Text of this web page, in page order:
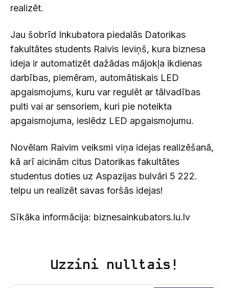
realizēt.
Jau šobrīd Inkubatora piedalās Datorikas
fakultātes students Raivis Ieviņš, kura biznesa
ideja ir automatizēt dažādas mājokļa ikdienas
darbības, piemēram, automātiskais LED
apgaismojums, kuru var regulēt ar tālvadības
pulti vai ar sensoriem, kuri pie noteikta
apgaismojuma, ieslēdz LED apgaismojumu.
Novēlam Raivim veiksmi viņa idejas realizēšanā,
kā arī aicinām citus Datorikas fakultātes
studentus doties uz Aspazijas bulvāri 5 222.
telpu un realizēt savas foršās idejas!
Sīkāka informācija: biznesainkubators.lu.lv
Uzzini nulltais!